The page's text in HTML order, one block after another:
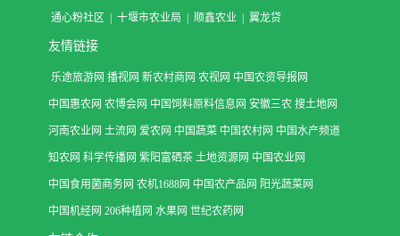
通心粉社区 | 十堰市农业局 | 顺鑫农业 | 翼龙贷
友情链接
乐途旅游网 播视网 新农村商网 农视网 中国农资导报网
中国惠农网 农博会网 中国饲料原料信息网 安徽三农 搜土地网
河南农业网 土流网 爱农网 中国蔬菜 中国农村网 中国水产频道
知农网 科学传播网 紫阳富硒茶 土地资源网 中国农业网
中国食用菌商务网 农机1688网 中国农产品网 阳光蔬菜网
中国机经网 206种植网 水果网 世纪农药网